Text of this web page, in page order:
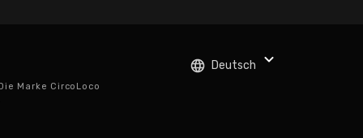
Marke CircoLoco
Deutsch